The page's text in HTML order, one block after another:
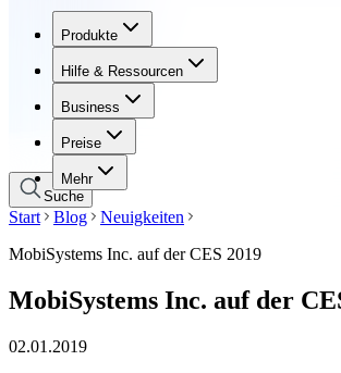
Produkte
Hilfe & Ressourcen
Business
Preise
Mehr
Produkte
Hilfe & Ressourcen
Business
Preise
Suche
Start Blog
Neuigkeiten
MobiSystems Inc. auf der CES 2019
MobiSystems Inc. auf der
02.01.2019